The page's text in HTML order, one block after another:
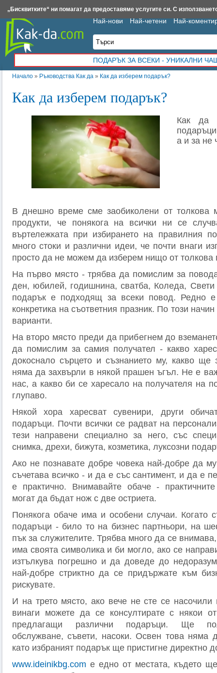
Начало » Ръководства Как да » Как да изберем подарък?
Как да изберем подарък?
Как да
а и за не
В днешно време сме заобиколени от толкова
продукти, че понякога на всички ни се
въртележката при избирането на правилния
много стоки и различни идеи, че почти внаги
просто да не можем да изберем нищо от толкова
На първо място - трябва да помислим за
ден, юбилей, годишнина, сватба, Коледа,
подарък е подходящ за всеки повод. Редно
конкретика на съответния празник. По този
варианти.
На второ място преди да прибегнем до
да помислим за самия получател - какво
докоснало сърцето и съзнанието му, какво
няма да захвърли в някой прашен ъгъл. Не е
нас, а какво би се харесало на получателя на
глупаво.
Някой хора харесват сувенири, други
подаръци. Почти всички се радват на
тези направени специално за него, със
снимка, дрехи, бижута, козметика, луксозни
Ако не познавате добре човека най-добре да
съчетава всичко - и да е със сантимент, и да е
е практично. Внимавайте обаче -
могат да бъдат нож с две остриета.
Понякога обаче има и особени случаи. Когато
подаръци - било то на бизнес партньори, на
пък за служителите. Трябва много да се
има своята символика и би могло, ако се
изтълкува погрешно и да доведе до
най-добре стриктно да се придържате към
рискувате.
И на трето място, ако вече не сте се насочили
винаги можете да се консултирате с някои
предлагащи различни подаръци. Ще
обслужване, съвети, насоки. Освен това няма
като избраният подарък ще пристигне директно
www.ideinikbg.com е едно от местата, където
Най-нови Най-четени Най-
ПОДАРЪК ЗА ВСЕКИ - УНИКАЛНИ
Insert.bg Framar.bg Kak-da.com Iztochnik.com BauBau.bg NewAge.bg
„Бисквитките“ ни помагат да предоставяме услугите си. С